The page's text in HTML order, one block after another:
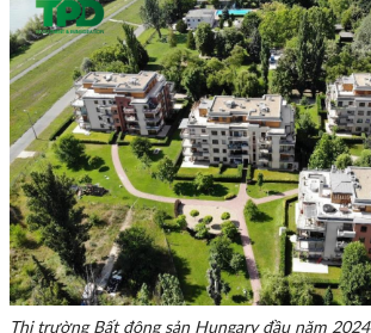
Thị trường Bất động sản Hungary đầu năm 2024